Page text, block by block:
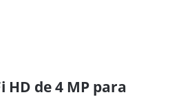
HD de 4 MP para